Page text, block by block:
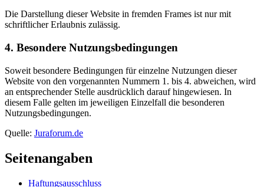
Die Darstellung dieser Website in fremden Frames ist nur mit
schriftlicher Erlaubnis zulässig.
4. Besondere Nutzungsbedingungen
Soweit besondere Bedingungen für einzelne Nutzungen dieser
Website von den vorgenannten Nummern 1. bis 4. abweichen, wird
an entsprechender Stelle ausdrücklich darauf hingewiesen. In
diesem Falle gelten im jeweiligen Einzelfall die besonderen
Nutzungsbedingungen.
Quelle: Juraforum.de
Seitenangaben
Haftungsausschluss